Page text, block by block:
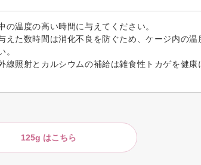
の温度の高い時間に与えてください。
えた数時間は消化不良を防ぐため、ケージ内の温
。
線照射とカルシウムの補給は雑食性トカゲを健康
125g はこちら